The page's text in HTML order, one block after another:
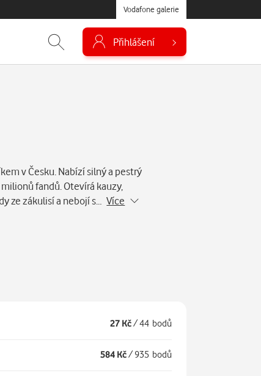
Vodafone galerie
Přihlášení
v Česku. Nabízí silný a pestrý
fandů. Otevírá kauzy,
ze zákulisí a nebojí s…Více
27 Kč/44 bodů
584 Kč/ 935 bodů